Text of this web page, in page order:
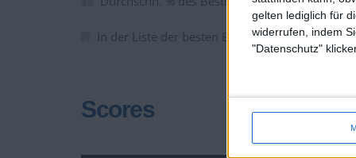
gelten lediglich für
widerrufen, indem
"Datenschutz"
In der Liste der besten Ergebnisse :0
Scores